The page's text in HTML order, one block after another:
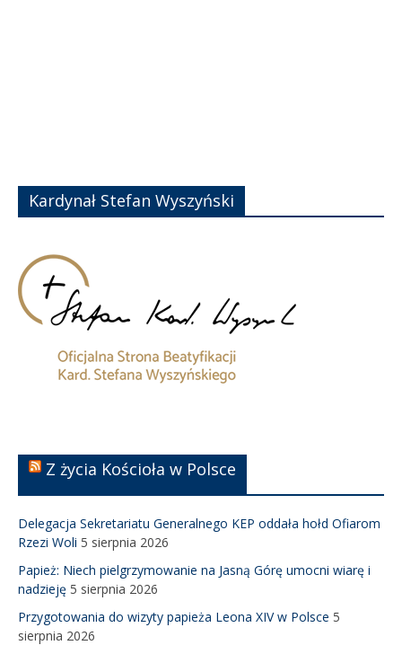
Kardynał Stefan Wyszyński
Z życia Kościoła w Polsce
Delegacja Sekretariatu Generalnego KEP oddała hołd Ofiarom
Rzezi Woli 5 sierpnia 2026
Papież: Niech pielgrzymowanie na Jasną Górę umocni wiarę i
nadzieję 5 sierpnia 2026
Przygotowania do wizyty papieża Leona XIV w Polsce 5
sierpnia 2026